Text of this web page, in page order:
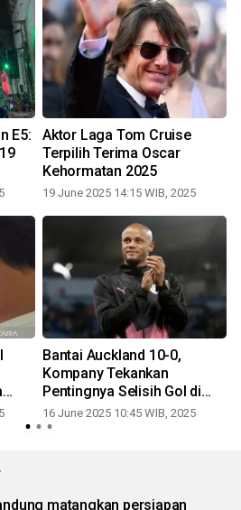
E5:
Aktor Laga Tom Cruise
Terpilih Terima Oscar
Kehormatan 2025
19 June 2025 14:15 WIB, 2025
Bantai Auckland 10-0,
Kompany Tekankan
Pentingnya Selisih Gol di
Grup Berat
16 June 2025 10:45 WIB, 2025
matangkan persiapan